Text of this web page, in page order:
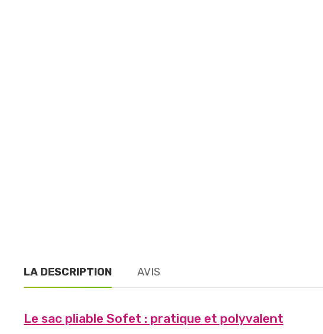
LA DESCRIPTION AVIS
Le sac pliable Sofet : pratique et polyvalent